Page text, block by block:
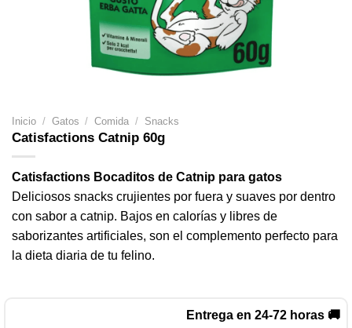
Inicio / Gatos / Comida / Snacks
Catisfactions Catnip 60g
Catisfactions Bocaditos de Catnip para gatos
Deliciosos snacks crujientes por fuera y suaves por dentro
con sabor a catnip. Bajos en calorías y libres de
saborizantes artificiales, son el complemento perfecto para
la dieta diaria de tu felino.
Entrega en 24-72 horas 🚚